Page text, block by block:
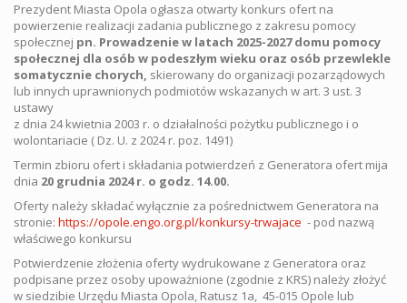
Prezydent Miasta Opola ogłasza otwarty konkurs ofert na
powierzenie realizacji zadania publicznego z zakresu pomocy
społecznej pn. Prowadzenie w latach 2025-2027 domu pomocy
społecznej dla osób w podeszłym wieku oraz osób przewlekle
somatycznie chorych, skierowany do organizacji pozarządowych
lub innych uprawnionych podmiotów wskazanych w art. 3 ust. 3
ustawy
z dnia 24 kwietnia 2003 r. o działalności pożytku publicznego i o
wolontariacie ( Dz. U. z 2024 r. poz. 1491)
Termin zbioru ofert i składania potwierdzeń z Generatora ofert mija
dnia 20 grudnia 2024 r. o godz. 14.00.
Oferty należy składać wyłącznie za pośrednictwem Generatora na
stronie: https://opole.engo.org.pl/konkursy-trwajace - pod nazwą
właściwego konkursu
Potwierdzenie złożenia oferty wydrukowane z Generatora oraz
podpisane przez osoby upoważnione (zgodnie z KRS) należy złożyć
w siedzibie Urzędu Miasta Opola, Ratusz 1a, 45-015 Opole lub